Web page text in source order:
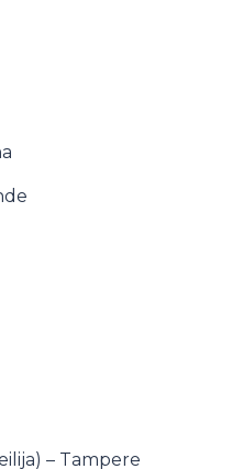
– Tampere